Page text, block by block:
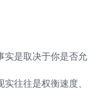
实是取决于你是否允
往往是权衡速度、